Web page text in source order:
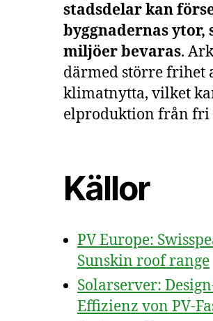
stadsdelar kan
byggnadernas
miljöer bevaras.
därmed större frihet
klimatnytta, vilket
elproduktion från fri
Källor
PV Europe:
Sunskin roof range
Solarserver:
Effizienz von PV-